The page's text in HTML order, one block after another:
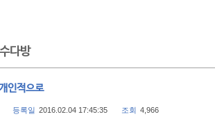
다방
인적으로
등록일 2016.02.04 17:45:35 조회 4,966